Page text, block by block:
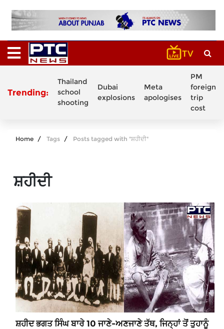
Trending:
Thailand
school
shooting
Dubai
explosions
Meta
apologises
PM
foreign
trip
cost
Home Tags Posts tagged with "ਸ਼ਹੀਦੀ"
ਸ਼ਹੀਦੀ
ਸ਼ਹੀਦ ਭਗਤ ਸਿੰਘ ਬਾਰੇ 10 ਜਾਣੇ-ਅਣਜਾਣੇ ਤੱਥ, ਜਿਨ੍ਹਾਂ ਤੋਂ ਤੁਹਾਨੂੰ